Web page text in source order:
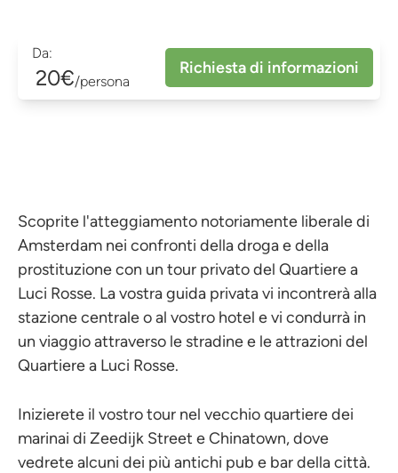
Da:
20€/persona
Richiesta di informazioni
Scoprite l'atteggiamento notoriamente liberale di
Amsterdam nei confronti della droga e della
prostituzione con un tour privato del Quartiere a
Luci Rosse. La vostra guida privata vi incontrerà alla
stazione centrale o al vostro hotel e vi condurrà in
un viaggio attraverso le stradine e le attrazioni del
Quartiere a Luci Rosse.
Inizierete il vostro tour nel vecchio quartiere dei
marinai di Zeedijk Street e Chinatown, dove
vedrete alcuni dei più antichi pub e bar della città.